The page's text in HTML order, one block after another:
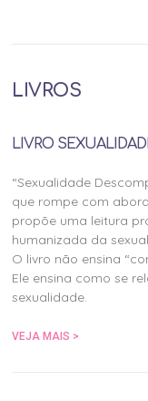
LIVROS
LIVRO
“Sexualidade
que rompe com
propõe uma leitura
humanizada da
O livro não ensina
Ele ensina como se
sexualidade.
VEJA MAIS >